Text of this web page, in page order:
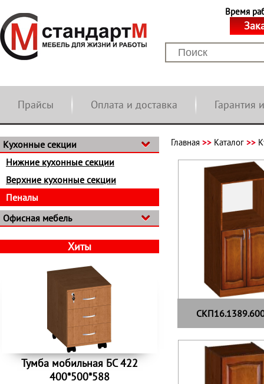
Время
Прайсы Оплата и доставка Гарантия
Кухонные секции
Нижние кухонные секции
Верхние кухонные секции
Пеналы
Офисная мебель
Хиты
Тумба мобильная БС 422
400*500*588
Главная >> Каталог >>